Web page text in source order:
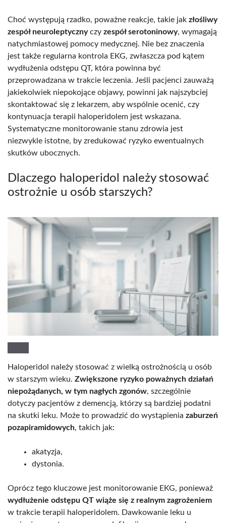
Choć występują rzadko, poważne reakcje, takie jak złośliwy
zespół neuroleptycznyczy zespół serotoninowy, wymagają
natychmiastowej pomocy medycznej. Nie bez znaczenia
jest także regularna kontrola EKG, zwłaszcza pod kątem
wydłużenia odstępu QT, która powinna być
przeprowadzana w trakcie leczenia. Jeśli pacjenci zauważą
jakiekolwiek niepokojące objawy, powinni jak najszybciej
skontaktować się z lekarzem, aby wspólnie ocenić, czy
kontynuacja terapii haloperidolem jest wskazana.
Systematyczne monitorowanie stanu zdrowia jest
niezwykle istotne, by zredukować ryzyko ewentualnych
skutków ubocznych.
Dlaczego haloperidol należy stosować
ostrożnie u osób starszych?
Haloperidol należy stosować z wielką ostrożnością u osób
w starszym wieku. Zwiększone ryzyko poważnych działań
niepożądanych, w tym nagłych zgonów, szczególnie
dotyczy pacjentów z demencją, którzy są bardziej podatni
na skutki leku. Może to prowadzić do wystąpienia zaburzeń
pozapiramidowych, takich jak:
akatyzja,
dystonia.
Oprócz tego kluczowe jest monitorowanie EKG, ponieważ
wydłużenie odstępu QT wiąże się z realnym zagrożeniem
w trakcie terapii haloperidolem. Dawkowanie leku u